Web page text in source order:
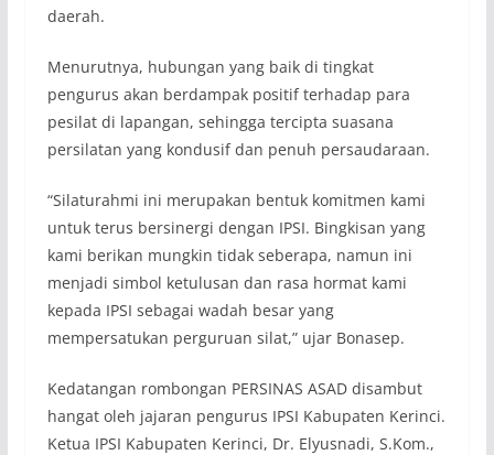
daerah.
Menurutnya, hubungan yang baik di tingkat
pengurus akan berdampak positif terhadap para
pesilat di lapangan, sehingga tercipta suasana
persilatan yang kondusif dan penuh persaudaraan.
“Silaturahmi ini merupakan bentuk komitmen kami
untuk terus bersinergi dengan IPSI. Bingkisan yang
kami berikan mungkin tidak seberapa, namun ini
menjadi simbol ketulusan dan rasa hormat kami
kepada IPSI sebagai wadah besar yang
mempersatukan perguruan silat,” ujar Bonasep.
Kedatangan rombongan PERSINAS ASAD disambut
hangat oleh jajaran pengurus IPSI Kabupaten Kerinci.
Ketua IPSI Kabupaten Kerinci, Dr. Elyusnadi, S.Kom.,